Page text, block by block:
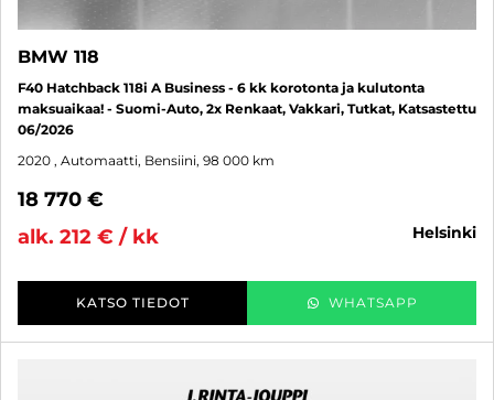
BMW 118
F40 Hatchback 118i A Business - 6 kk korotonta ja kulutonta
maksuaikaa! - Suomi-Auto, 2x Renkaat, Vakkari, Tutkat, Katsastettu
06/2026
2020 , Automaatti, Bensiini, 98 000 km
18 770 €
alk. 212 € / kk
helsinki
KATSO TIEDOT WHATSAPP